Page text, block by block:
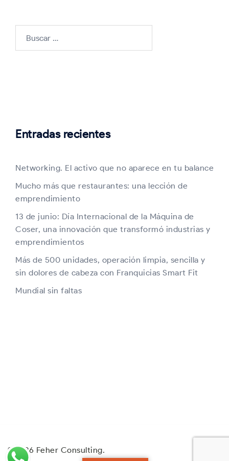
Entradas recientes
Networking. El activo que no aparece en tu balance
Mucho más que restaurantes: una lección de
emprendimiento
13 de junio: Día Internacional de la Máquina de
Coser, una innovación que transformó industrias y
emprendimientos
Más de 500 unidades, operación limpia, sencilla y
sin dolores de cabeza con Franquicias Smart Fit
Mundial sin faltas
© 2026 Feher Consulting.